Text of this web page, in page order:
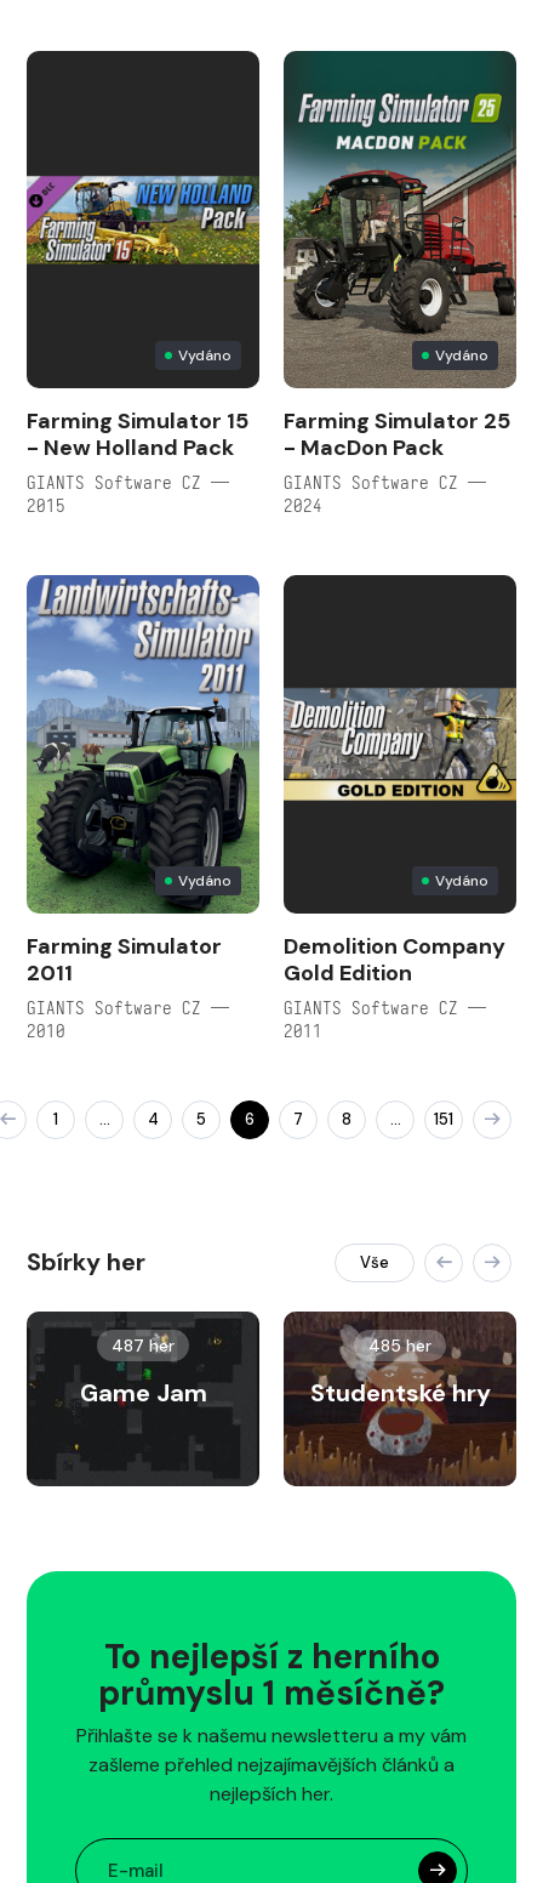
Vydáno
Farming Simulator 15
- New Holland Pack
GIANTS Software CZ —
2015
Vydáno
Farming Simulator 25
- MacDon Pack
GIANTS Software CZ —
2024
Vydáno
Farming Simulator
2011
GIANTS Software CZ —
2010
Vydáno
Demolition Company
Gold Edition
GIANTS Software CZ —
2011
1 … 4 5 6 7 8 … 151
Sbírky her Vše
487 her
Game Jam
485 her
Studentské hry
To nejlepší z herního
průmyslu 1 měsíčně?
Přihlašte se k našemu newsletteru a my vám
zašleme přehled nejzajímavějších článků a
nejlepších her.